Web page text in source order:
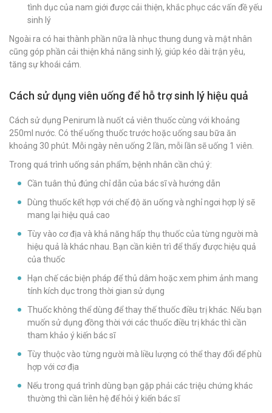
tình dục của nam giới được cải thiện, khắc phục các vấn đề yếu
sinh lý
Ngoài ra có hai thành phần nữa là nhục thung dung và mật nhân
cũng góp phần cải thiện khả năng sinh lý, giúp kéo dài trận yêu,
tăng sự khoái cảm.
Cách sử dụng viên uống để hỗ trợ sinh lý hiệu quả
Cách sử dụng Penirum là nuốt cả viên thuốc cùng với khoảng
250ml nước. Có thể uống thuốc trước hoặc uống sau bữa ăn
khoảng 30 phút. Mỗi ngày nên uống 2 lần, mỗi lần sẽ uống 1 viên.
Trong quá trình uống sản phẩm, bệnh nhân cần chú ý:
Cần tuân thủ đúng chỉ dẫn của bác sĩ và hướng dẫn
Dùng thuốc kết hợp với chế độ ăn uống và nghỉ ngơi hợp lý sẽ
mang lại hiệu quả cao
Tùy vào cơ địa và khả năng hấp thụ thuốc của từng người mà
hiệu quả là khác nhau. Bạn cần kiên trì để thấy được hiệu quả
của thuốc
Hạn chế các biện pháp để thủ dâm hoặc xem phim ảnh mang
tính kích dục trong thời gian sử dụng
Thuốc không thể dùng để thay thế thuốc điều trị khác. Nếu bạn
muốn sử dụng đồng thời với các thuốc điều trị khác thì cần
tham khảo ý kiến bác sĩ
Tùy thuộc vào từng người mà liều lượng có thể thay đổi để phù
hợp với cơ địa
Nếu trong quá trình dùng bạn gặp phải các triệu chứng khác
thường thì cần liên hệ để hỏi ý kiến bác sĩ